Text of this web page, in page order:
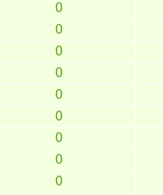
0
0
0
0
0
0
0
0
0